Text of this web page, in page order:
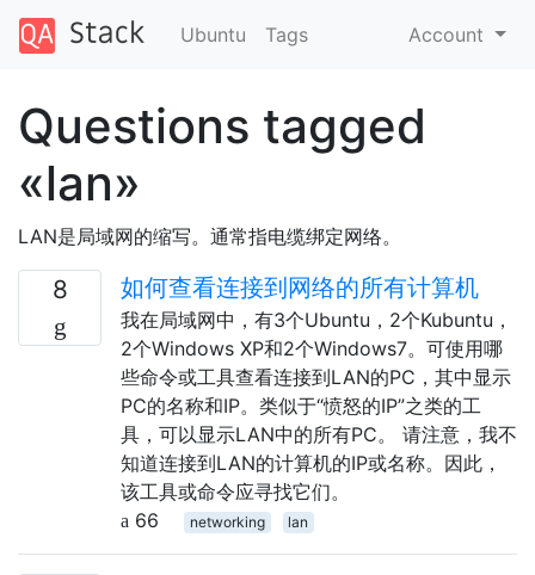
Ubuntu Tags Account
Questions tagged
«lan»
LAN是局域网的缩写。通常指电缆绑定网络。
8 如何查看连接到网络的所有计算机
我在局域网中，有3个Ubuntu，2个Kubuntu，
2个Windows XP和2个Windows7。可使用哪
些命令或工具查看连接到LAN的PC，其中显示
PC的名称和IP。类似于“愤怒的IP”之类的工
具，可以显示LAN中的所有PC。 请注意，我不
知道连接到LAN的计算机的IP或名称。因此，
该工具或命令应寻找它们。
66
networking lan